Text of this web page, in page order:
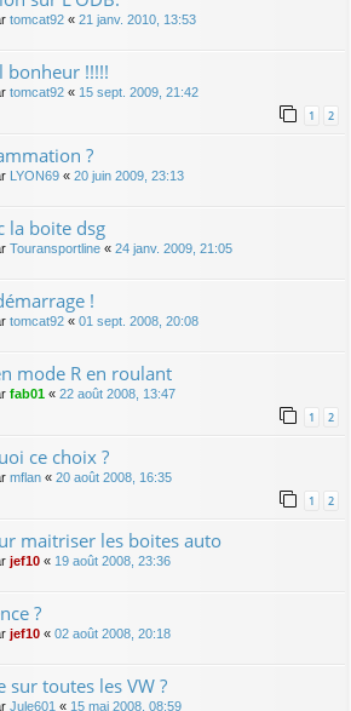
tomcat92 « 21 janv. 2010, 13:53
bonheur !!!!!
tomcat92 « 15 sept. 2009, 21:42
1 2
?
LYON69 « 20 juin 2009, 23:13
la boite dsg
Touransportline « 24 janv. 2009, 21:05
!
tomcat92 « 01 sept. 2008, 20:08
mode R en roulant
fab01 « 22 août 2008, 13:47
1 2
ce choix ?
mflan « 20 août 2008, 16:35
1 2
maitriser les boites auto
jef10 « 19 août 2008, 23:36
?
jef10 « 02 août 2008, 20:18
sur toutes les VW ?
Jule601 « 15 mai 2008, 08:59